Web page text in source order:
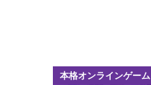
本格オンラインゲーム